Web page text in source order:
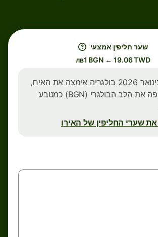
שער חליפין אמצעי
лв1 BGN ← 19.06 TWD
ב-1 בינואר 2026 בולגריה אימצה את האירו,
והחליפה את הלב הבולגרי (BGN) כמטבע
שערי החליפין של האירו